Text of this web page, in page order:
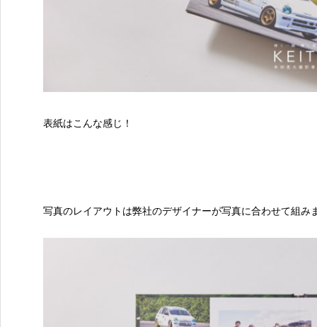
表紙はこんな感じ！
写真のレイアウトは弊社のデザイナーが写真に合わせて組み